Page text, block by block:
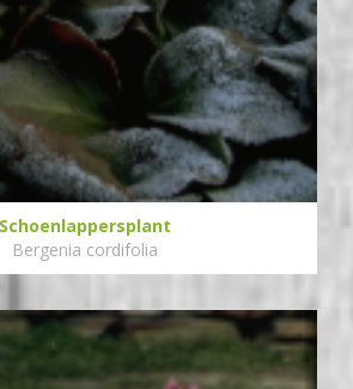
Schoenlappersplant
Bergenia cordifolia